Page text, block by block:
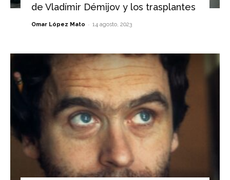
de Vladímir Démijov y los trasplantes
Omar López Mato - 14 agosto, 2023